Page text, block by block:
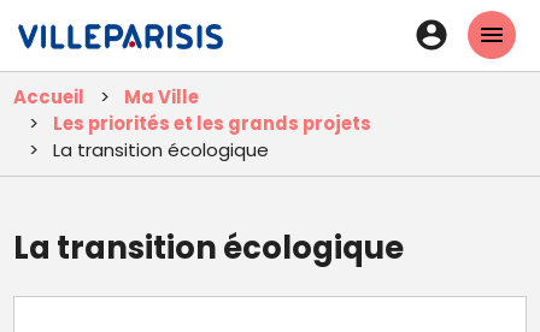
contenu
En-
tête
Accueil
Ma Ville
Les priorités et les grands projets
La transition écologique
La transition écologique